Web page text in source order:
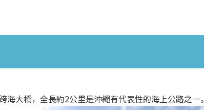
海大橋，全長約2公里是沖繩有代表性的海上公路之一。